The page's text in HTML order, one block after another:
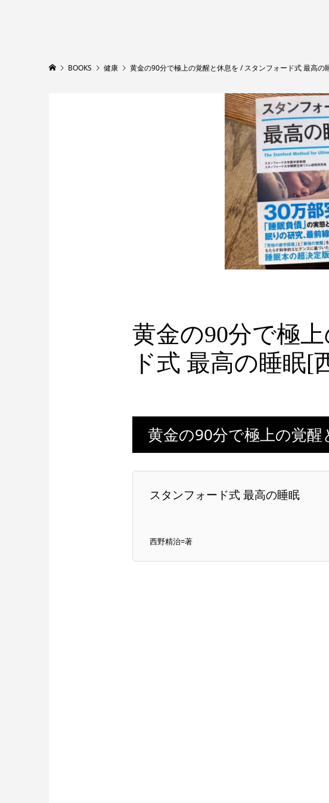
BOOKS 健康 黄金の90分で極上の覚醒と休息を / スタンフォード式 最高の
黄金の90分で極
ド式 最高の睡眠[
黄金の90分で極上の覚醒
スタンフォード式 最高の睡眠
西野精治=著